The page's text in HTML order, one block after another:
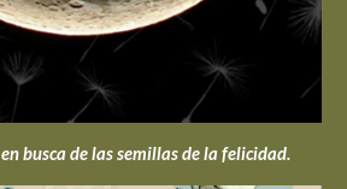
busca de las semillas de la felicidad.